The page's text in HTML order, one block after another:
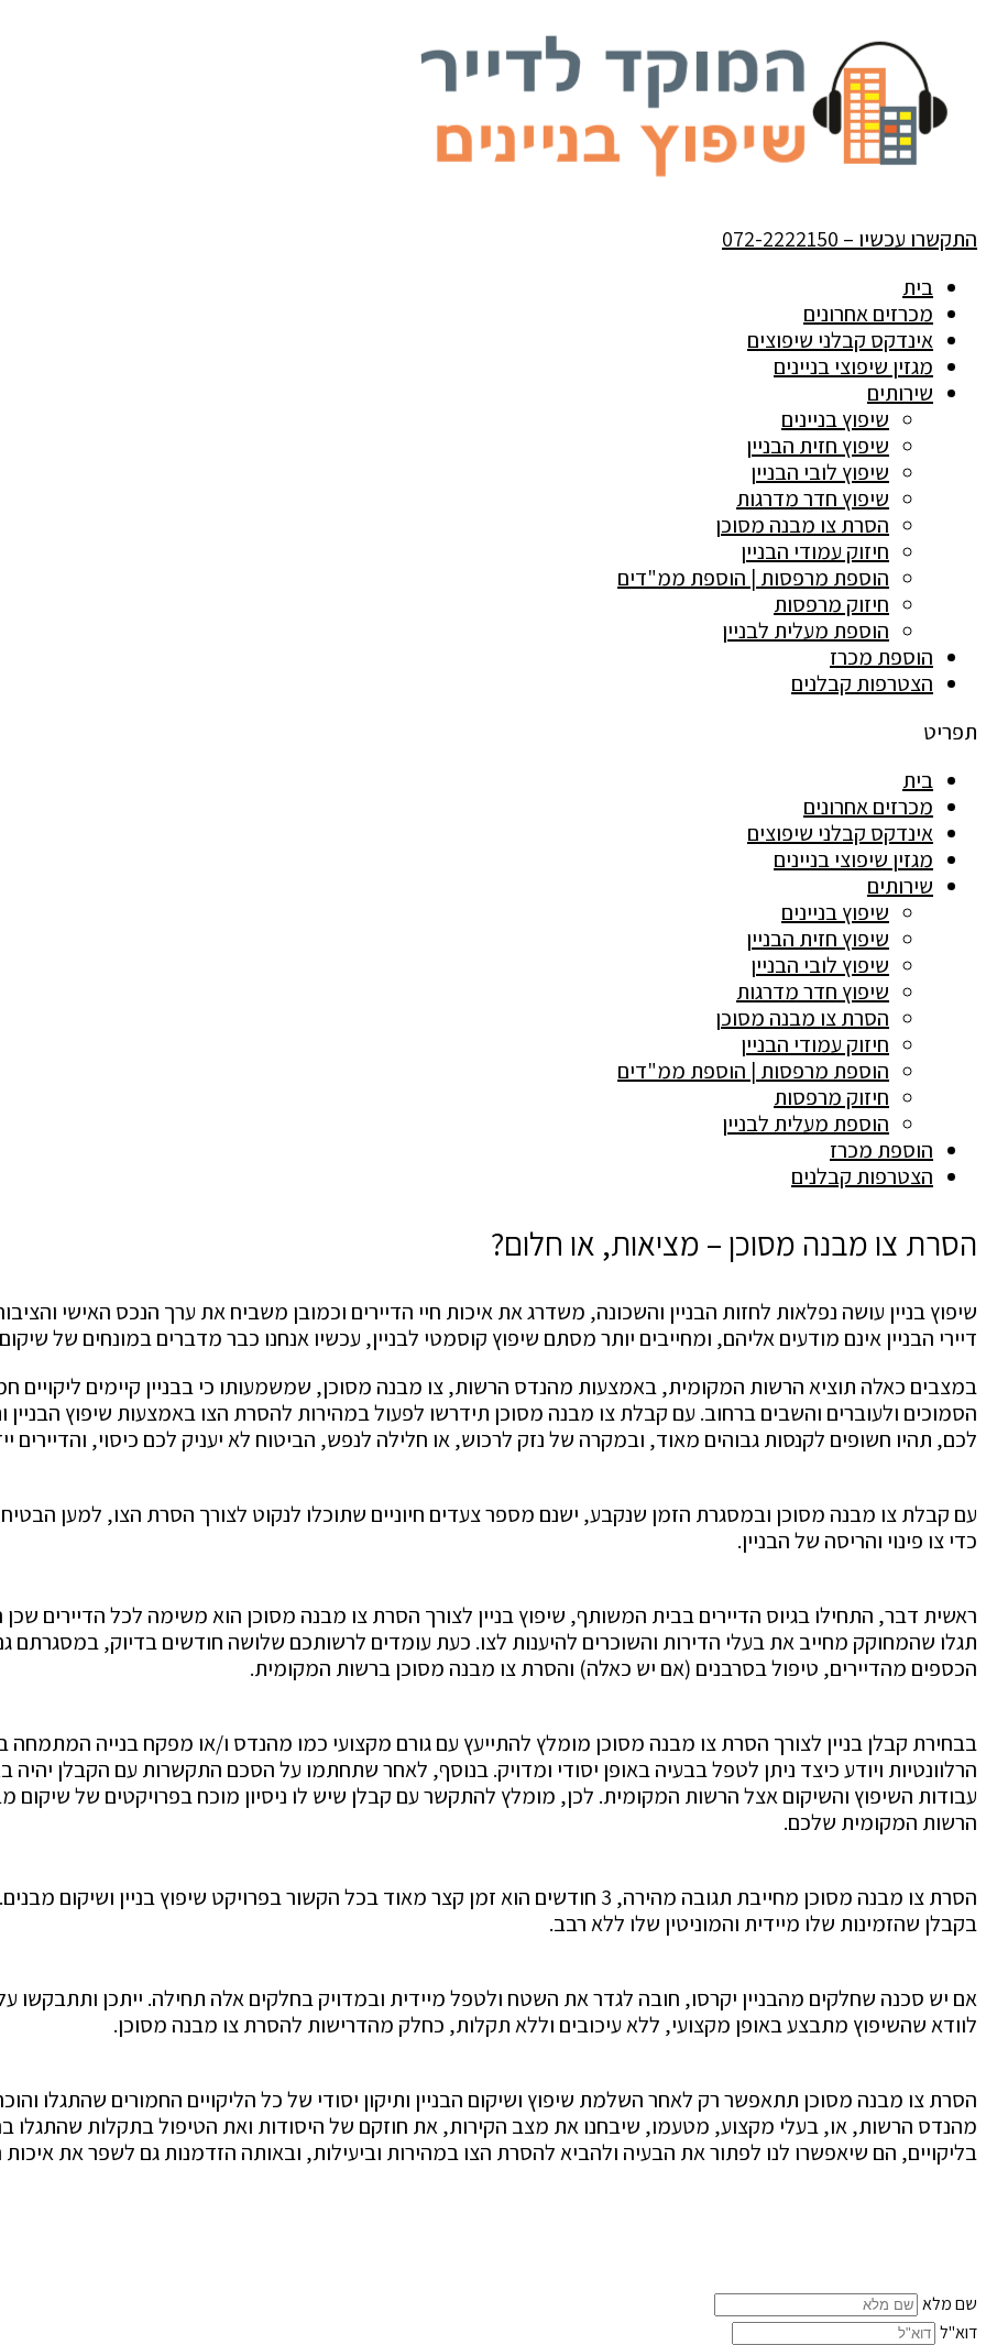
התקשרו עכשיו – 072-2222150
בית
מכרזים אחרונים
אינדקס קבלני שיפוצים
מגזין שיפוצי בניינים
שירותים
שיפוץ בניינים
שיפוץ חזית הבניין
שיפוץ לובי הבניין
שיפוץ חדר מדרגות
הסרת צו מבנה מסוכן
חיזוק עמודי הבניין
הוספת מרפסות | הוספת ממ"דים
חיזוק מרפסות
הוספת מעלית לבניין
הוספת מכרז
הצטרפות קבלנים
תפריט
בית
מכרזים אחרונים
אינדקס קבלני שיפוצים
מגזין שיפוצי בניינים
שירותים
שיפוץ בניינים
שיפוץ חזית הבניין
שיפוץ לובי הבניין
שיפוץ חדר מדרגות
הסרת צו מבנה מסוכן
חיזוק עמודי הבניין
הוספת מרפסות | הוספת ממ"דים
חיזוק מרפסות
הוספת מעלית לבניין
הוספת מכרז
הצטרפות קבלנים
הסרת צו מבנה מסוכן – מציאות, או חלום?
שיפוץ בניין עושה נפלאות לחזות הבניין והשכונה, משדרג את איכות חיי הדיירים וכמובן משביח את ערך הנכס האישי
דיירי הבניין אינם מודעים אליהם, ומחייבים יותר מסתם שיפוץ קוסמטי לבניין, עכשיו אנחנו כבר מדברים במונחים של
במצבים כאלה תוציא הרשות המקומית, באמצעות מהנדס הרשות, צו מבנה מסוכן, שמשמעותו כי בבניין קיימים ליקויים
הסמוכים ולעוברים והשבים ברחוב. עם קבלת צו מבנה מסוכן תידרשו לפעול במהירות להסרת הצו באמצעות שיפוץ הבניין
לכם, תהיו חשופים לקנסות גבוהים מאוד, ובמקרה של נזק לרכוש, או חלילה לנפש, הביטוח לא יעניק לכם כיסוי, והדיירים
עם קבלת צו מבנה מסוכן ובמסגרת הזמן שנקבע, ישנם מספר צעדים חיוניים שתוכלו לנקוט לצורך הסרת הצו, למען
כדי צו פינוי והריסה של הבניין.
ראשית דבר, התחילו בגיוס הדיירים בבית המשותף, שיפוץ בניין לצורך הסרת צו מבנה מסוכן הוא משימה לכל הדיירים
תגלו שהמחוקק מחייב את בעלי הדירות והשוכרים להיענות לצו. כעת עומדים לרשותכם שלושה חודשים בדיוק, במסגרתם
הכספים מהדיירים, טיפול בסרבנים (אם יש כאלה) והסרת צו מבנה מסוכן ברשות המקומית.
בבחירת קבלן בניין לצורך הסרת צו מבנה מסוכן מומלץ להתייעץ עם גורם מקצועי כמו מהנדס ו/או מפקח בנייה המתמחה
הרלוונטיות ויודע כיצד ניתן לטפל בבעיה באופן יסודי ומדויק. בנוסף, לאחר שתחתמו על הסכם התקשרות עם הקבלן יהיה
עבודות השיפוץ והשיקום אצל הרשות המקומית. לכן, מומלץ להתקשר עם קבלן שיש לו ניסיון מוכח בפרויקטים של שיקום
הרשות המקומית שלכם.
הסרת צו מבנה מסוכן מחייבת תגובה מהירה, 3 חודשים הוא זמן קצר מאוד בכל הקשור בפרויקט
בקבלן שהזמינות שלו מיידית והמוניטין שלו ללא רבב.
אם יש סכנה שחלקים מהבניין יקרסו, חובה לגדר את השטח ולטפל מיידית ובמדויק בחלקים אלה תחילה. ייתכן
לוודא שהשיפוץ מתבצע באופן מקצועי, ללא עיכובים וללא תקלות, כחלק מהדרישות להסרת צו מבנה מסוכן.
הסרת צו מבנה מסוכן תתאפשר רק לאחר השלמת שיפוץ ושיקום הבניין ותיקון יסודי של כל הליקויים החמורים שהתגלו
מהנדס הרשות, או, בעלי מקצוע, מטעמו, שיבחנו את מצב הקירות, את חוזקם של היסודות ואת הטיפול בתקלות שהתגלו
בליקויים, הם שיאפשרו לנו לפתור את הבעיה ולהביא להסרת הצו במהירות וביעילות, ובאותה הזדמנות גם לשפר את איכות
שם מלא
דוא"ל